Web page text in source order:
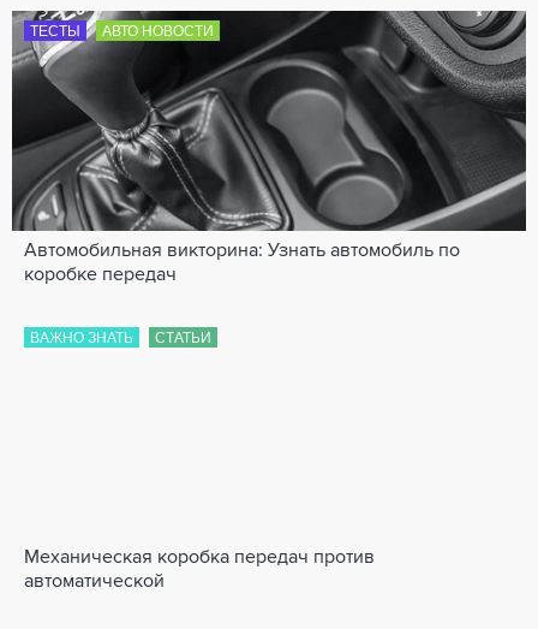
ТЕСТЫ АВТО НОВОСТИ
Автомобильная викторина: Узнать автомобиль по
коробке передач
ВАЖНО ЗНАТЬ СТАТЬИ
Механическая коробка передач против
автоматической